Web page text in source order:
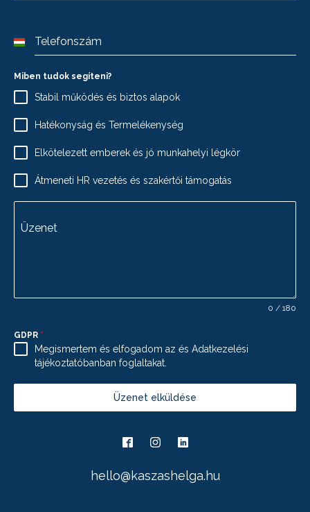
Telefonszám
Hungary
Miben tudok segíteni?
Stabil működés és biztos alapok
Hatékonyság és Termelékenység
Elkötelezett emberek és jó munkahelyi légkör
Átmeneti HR vezetés és szakértői támogatás
Üzenet
0 / 180
GDPR *
Megismertem és elfogadom az és Adatkezelési
tájékoztatóbanban foglaltakat.
Üzenet elküldése
hello@kaszashelga.hu